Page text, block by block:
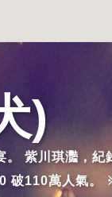
)
紫川琪灩，紀
破110萬人氣